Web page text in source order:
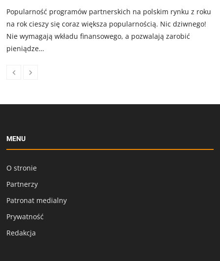
Popularność programów partnerskich na polskim rynku z roku
na rok cieszy się coraz większa popularnością. Nic dziwnego!
Nie wymagają wkładu finansowego, a pozwalają zarobić
pieniądze…
MENU
O stronie
Partnerzy
Patronat medialny
Prywatność
Redakcja